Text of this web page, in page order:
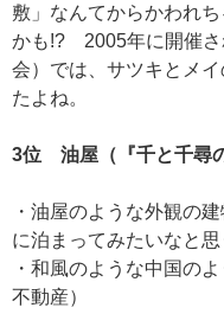
敷」なんてからかわれ
かも!? 2005年に開催さ
会）では、サツキとメ
たよね。
3位 油屋（『千と千尋
・油屋のような外観の
に泊まってみたいなと
・和風のような中国の
不動産）